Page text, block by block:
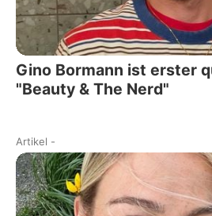
Gino Bormann ist erster
"Beauty & The Nerd"
Artikel -